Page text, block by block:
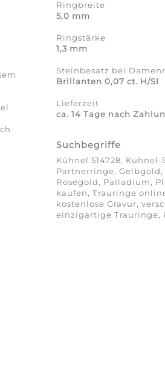
Ringbreite
5,0 mm
Ringstärke
1,3 mm
Steinbesatz bei
Brillanten 0,07 ct. H/SI
Lieferzeit
ca. 14 Tage nach
Suchbegriffe
Kühnel 514728,
Partnerringe,
Rosegold, Palladium,
kaufen, Trauringe
kostenlose Gravur,
einzigartige Trauringe,